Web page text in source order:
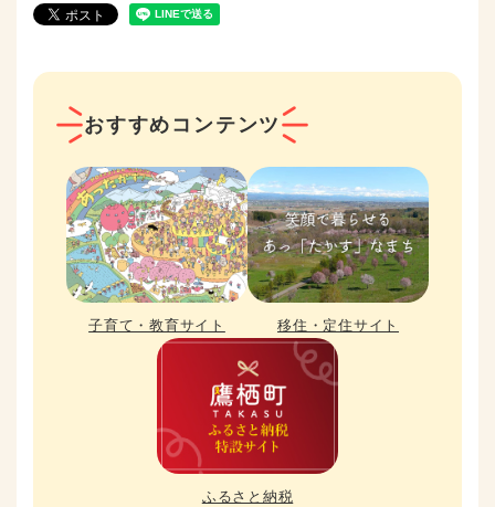
おすすめコンテンツ
子育て・教育サイト 移住・定住サイト
ふるさと納税